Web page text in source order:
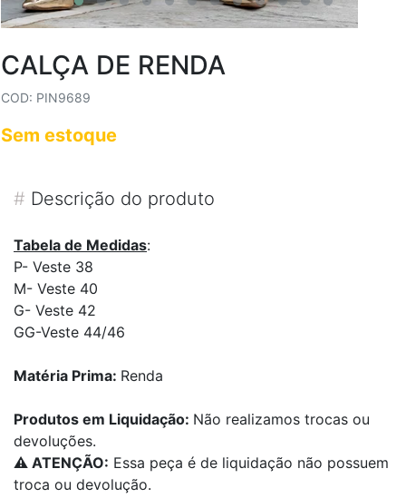
CALÇA DE RENDA
COD: PIN9689
Sem estoque
# Descrição do produto
Tabela de Medidas:
P- Veste 38
M- Veste 40
G- Veste 42
GG-Veste 44/46
Matéria Prima: Renda
Produtos em Liquidação: Não realizamos trocas ou
devoluções.
⚠️ ATENÇÃO: Essa peça é de liquidação não possuem
troca ou devolução.